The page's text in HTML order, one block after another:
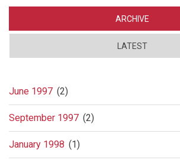
ARCHIVE
LATEST
June 1997 (2)
September 1997 (2)
January 1998 (1)